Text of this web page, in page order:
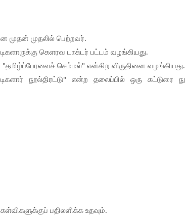
முதன் முதலில் பெற்றவர்.
கெளரவ டாக்டர் பட்டம் வழங்கியது.
செம்மல்" என்கிற விருதினை வழங்கியது.
நூல்திரட்டு" என்ற தலைப்பில் ஒரு கட்டுரை
பதிலளிக்க உதவும்.